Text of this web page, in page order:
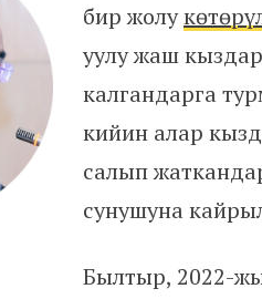
бир жолу
уулу жаш
калгандарга
кийин алар
салып
сунушуна
Былтыр, 2022-